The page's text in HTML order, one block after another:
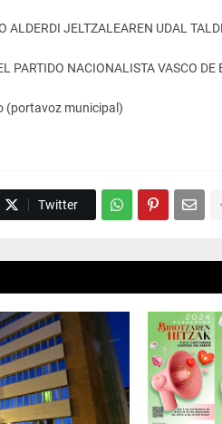
ALDERDI JELTZALEAREN UDAL
PARTIDO NACIONALISTA VASCO DE
(portavoz municipal)
Twitter